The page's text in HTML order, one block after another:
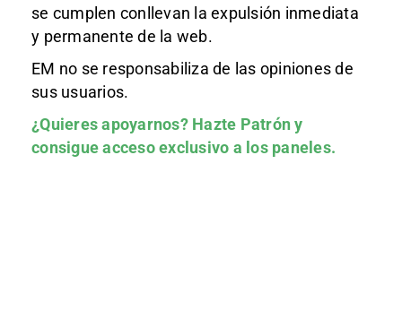
se cumplen conllevan la expulsión inmediata
y permanente de la web.
EM no se responsabiliza de las opiniones de
sus usuarios.
¿Quieres apoyarnos? Hazte Patróny
consigue acceso exclusivo a los paneles.